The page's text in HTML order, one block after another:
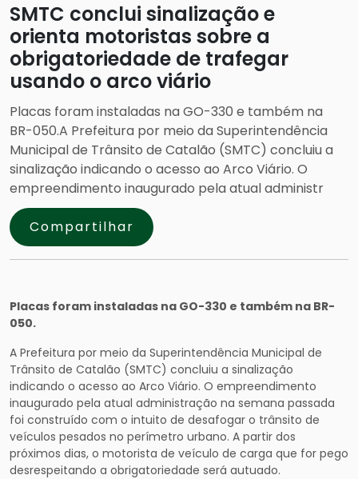
SMTC conclui sinalização e
orienta motoristas sobre a
obrigatoriedade de trafegar
usando o arco viário
Placas foram instaladas na GO-330 e também na
BR-050.A Prefeitura por meio da Superintendência
Municipal de Trânsito de Catalão (SMTC) concluiu a
sinalização indicando o acesso ao Arco Viário. O
empreendimento inaugurado pela atual administr
Compartilhar
Placas foram instaladas na GO-330 e também na BR-
050.
A Prefeitura por meio da Superintendência Municipal de
Trânsito de Catalão (SMTC) concluiu a sinalização
indicando o acesso ao Arco Viário. O empreendimento
inaugurado pela atual administração na semana passada
foi construído com o intuito de desafogar o trânsito de
veículos pesados no perímetro urbano. A partir dos
próximos dias, o motorista de veículo de carga que for pego
desrespeitando a obrigatoriedade será autuado.